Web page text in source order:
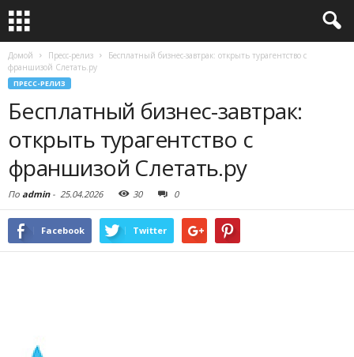
Домой Пресс-релиз
Бесплатный бизнес-завтрак: открыть турагентство с
франшизой Слетать.ру
ПРЕСС-РЕЛИЗ
Бесплатный бизнес-завтрак:
открыть турагентство с
франшизой Слетать.ру
По admin- 25.04.2026 30 0
Facebook Twitter